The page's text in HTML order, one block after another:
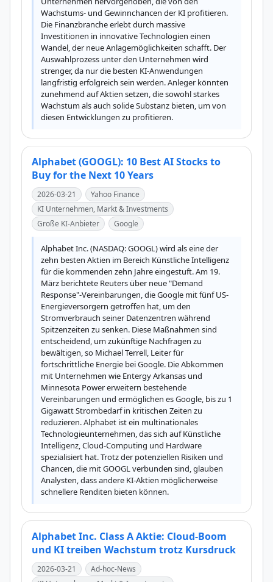
Wachstums- und Gewinnchancen der KI profitieren.
Die Finanzbranche erlebt durch massive
Investitionen in innovative Technologien einen
Wandel, der neue Anlagemöglichkeiten schafft. Der
Auswahlprozess unter den Unternehmen wird
strenger, da nur die besten KI-Anwendungen
langfristig erfolgreich sein werden. Anleger könnten
zunehmend auf Aktien setzen, die sowohl starkes
Wachstum als auch solide Substanz bieten, um von
diesen Entwicklungen zu profitieren.
Alphabet (GOOGL): 10 Best AI Stocks to
Buy for the Next 10 Years
2026-03-21
Yahoo Finance
KI Unternehmen, Markt & Investments
Große KI-Anbieter
Google
Alphabet Inc. (NASDAQ: GOOGL) wird als eine der
zehn besten Aktien im Bereich Künstliche Intelligenz
für die kommenden zehn Jahre eingestuft. Am 19.
März berichtete Reuters über neue "Demand
Response"-Vereinbarungen, die Google mit fünf US-
Energieversorgern getroffen hat, um den
Stromverbrauch seiner Datenzentren während
Spitzenzeiten zu senken. Diese Maßnahmen sind
entscheidend, um zukünftige Nachfragen zu
bewältigen, so Michael Terrell, Leiter für
fortschrittliche Energie bei Google. Die Abkommen
mit Unternehmen wie Entergy Arkansas und
Minnesota Power erweitern bestehende
Vereinbarungen und ermöglichen es Google, bis zu 1
Gigawatt Strombedarf in kritischen Zeiten zu
reduzieren. Alphabet ist ein multinationales
Technologieunternehmen, das sich auf Künstliche
Intelligenz, Cloud-Computing und Hardware
spezialisiert hat. Trotz der potenziellen Risiken und
Chancen, die mit GOOGL verbunden sind, glauben
Analysten, dass andere KI-Aktien möglicherweise
schnellere Renditen bieten können.
Alphabet Inc. Class A Aktie: Cloud-Boom
und KI treiben Wachstum trotz Kursdruck
2026-03-21
Ad-hoc-News